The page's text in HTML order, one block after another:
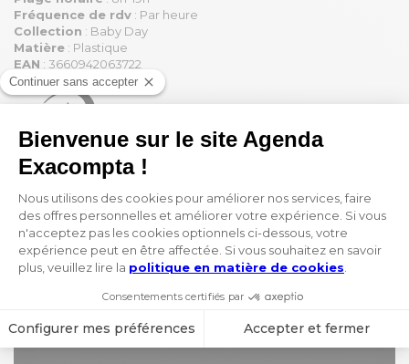
Fréquence de rdv : Par heure
Collection : Baby Day
Matière : Plastique
EAN : 3660942063722